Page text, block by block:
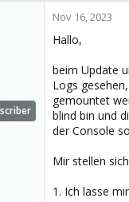
Nov 16, 2023
Hallo,
beim Update
Logs
gemountet
blind bin und
der Console
Mir stellen
1. Ich lasse